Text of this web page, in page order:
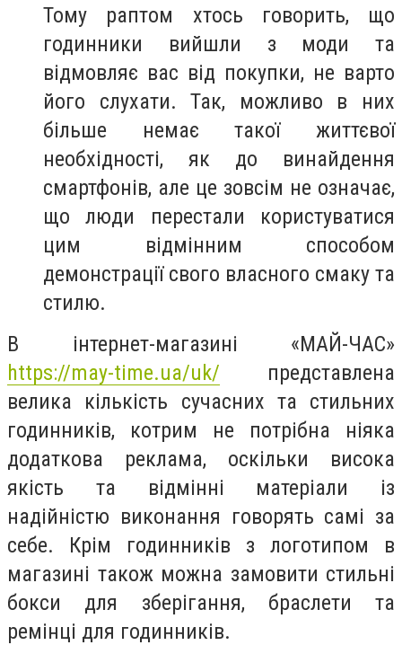
Тому раптом хтось говорить, що
годинники вийшли з моди та
відмовляє вас від покупки, не варто
його слухати. Так, можливо в них
більше немає такої життєвої
необхідності, як до винайдення
смартфонів, але це зовсім не означає,
що люди перестали користуватися
цим відмінним способом
демонстрації свого власного смаку та
стилю.
В інтернет-магазині «МАЙ-ЧАС»
https://may-time.ua/uk/ представлена
велика кількість сучасних та стильних
годинників, котрим не потрібна ніяка
додаткова реклама, оскільки висока
якість та відмінні матеріали із
надійністю виконання говорять самі за
себе. Крім годинників з логотипом в
магазині також можна замовити стильні
бокси для зберігання, браслети та
ремінці для годинників.